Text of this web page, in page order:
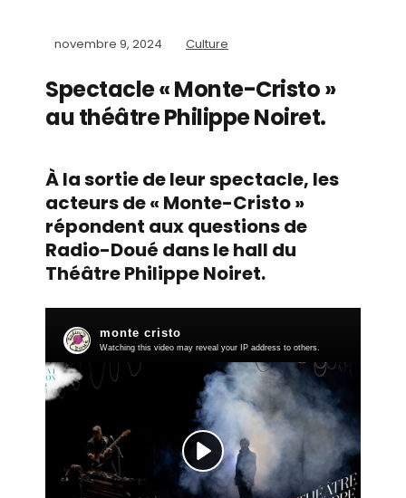
novembre 9, 2024 Culture
Spectacle « Monte-Cristo »
au théâtre Philippe Noiret.
À la sortie de leur spectacle, les
acteurs de « Monte-Cristo »
répondent aux questions de
Radio-Doué dans le hall du
Théâtre Philippe Noiret.